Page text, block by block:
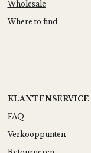
Wholesale
Where to find
KLANTENSERVICE
FAQ
Verkooppunten